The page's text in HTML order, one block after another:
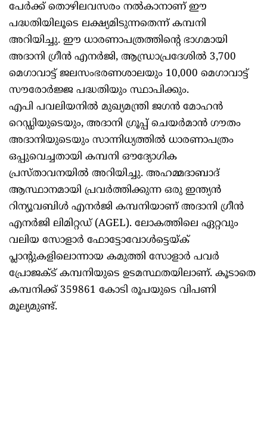
പേർക്ക് തൊഴിലവസരം നൽകാനാണ് ഈ
പദ്ധതിയിലൂടെ ലക്ഷ്യമിടുന്നതെന്ന് കമ്പനി
അറിയിച്ചു. ഈ ധാരണാപത്രത്തിന്റെ ഭാഗമായി
അദാനി ഗ്രീൻ എനർജി, ആന്ധ്രാപ്രദേശിൽ 3,700
മെഗാവാട്ട് ജലസംഭരണശാലയും 10,000 മെഗാവാട്ട്
സൗരോർജ്ജ പദ്ധതിയും സ്ഥാപിക്കും.
എപി പവലിയനിൽ മുഖ്യമന്ത്രി ജഗൻ മോഹൻ
റെഡ്ഡിയുടെയും, അദാനി ഗ്രൂപ്പ് ചെയർമാൻ ഗൗതം
അദാനിയുടെയും സാന്നിധ്യത്തിൽ ധാരണാപത്രം
ഒപ്പുവെച്ചതായി കമ്പനി ഔദ്യോഗിക
പ്രസ്താവനയിൽ അറിയിച്ചു. അഹമ്മദാബാദ്
ആസ്ഥാനമായി പ്രവർത്തിക്കുന്ന ഒരു ഇന്ത്യൻ
റിന്യൂവബിൾ എനർജി കമ്പനിയാണ് അദാനി ഗ്രീൻ
എനർജി ലിമിറ്റഡ് (AGEL). ലോകത്തിലെ ഏറ്റവും
വലിയ സോളാർ ഫോട്ടോവോൾട്ടെയ്ക്
പ്ലാന്റുകളിലൊന്നായ കമുത്തി സോളാർ പവർ
പ്രോജക്ട് കമ്പനിയുടെ ഉടമസ്ഥതയിലാണ്. കൂടാതെ
കമ്പനിക്ക് 359861 കോടി രൂപയുടെ വിപണി
മൂല്യമുണ്ട്.